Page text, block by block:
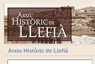
Arxiu Històric de Llefià